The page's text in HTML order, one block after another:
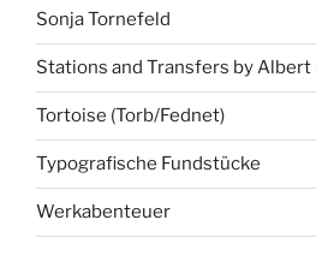
Sonja Tornefeld
Stations and Transfers by Albert
Tortoise (Torb/Fednet)
Typografische Fundstücke
Werkabenteuer